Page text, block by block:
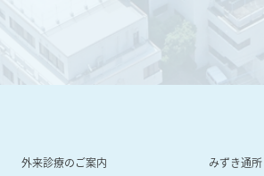
外来診療のご案内 みずき通